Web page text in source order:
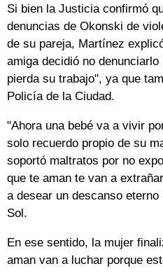
Si bien la Justicia confirmó
denuncias de Okonski de
de su pareja, Martínez
amiga decidió no
pierda su trabajo", ya que
Policía de la Ciudad.
"Ahora una bebé va a vivir
solo recuerdo propio de su
soportó maltratos por no
que te aman te van a
a desear un descanso
Sol.
En ese sentido, la mujer
aman van a luchar porque